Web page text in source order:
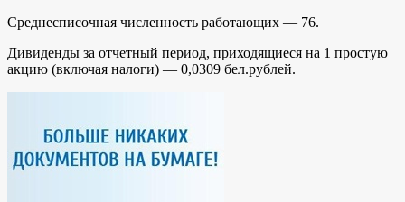
Среднесписочная численность работающих — 76.
Дивиденды за отчетный период, приходящиеся на 1 простую
акцию (включая налоги) — 0,0309 бел.рублей.